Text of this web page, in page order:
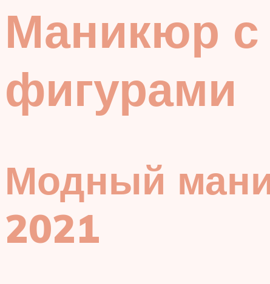
Маникюр с
фигурами
Модный
2021